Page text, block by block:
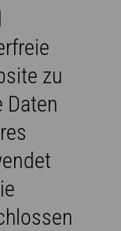
zu
Daten